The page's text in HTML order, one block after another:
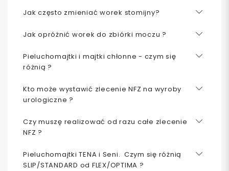
Jak często zmieniać worek stomijny?
Jak opróżnić worek do zbiórki moczu ?
Pieluchomajtki i majtki chłonne - czym się
różnią ?
Kto może wystawić zlecenie NFZ na wyroby
urologiczne ?
Czy muszę realizować od razu całe zlecenie
NFZ ?
Pieluchomajtki TENA i Seni. Czym się różnią
SLIP/STANDARD od FLEX/OPTIMA ?